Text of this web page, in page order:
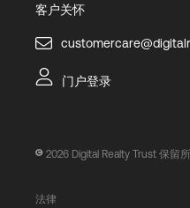
客户关怀
门户登录
2026 Digital Realty Trust 保留
法律